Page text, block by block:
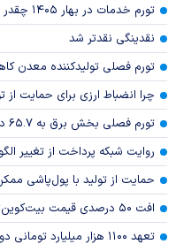
تورم خدمات در بهار ۱۴۰۵ چقدر شد؟
نقدینگی نقدتر شد
تورم فصلی تولیدکننده معدن
چرا انضباط ارزی برای حمایت
تورم فصلی بخش برق به ۶۵.۷ درصد رسید
روایت شبکه پرداخت از تغییر
حمایت از تولید با پول‌پاشی
افت ۵۰ درصدی قیمت بیت‌کوین؛ فرصت خرید یا آغاز دوره نزولی؟
تعهد ۱۱۰۰ هزار میلیارد تومانی دولت برای تامین کالابرگ